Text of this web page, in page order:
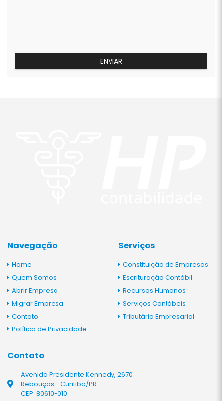
Navegação
Home
Quem Somos
Abrir Empresa
Migrar Empresa
Contato
Política de Privacidade
Serviços
Constituição de Empresas
Escrituração Contábil
Recursos Humanos
Serviços Contábeis
Tributário Empresarial
Contato
Avenida Presidente Kennedy, 2670
Rebouças - Curitiba/PR
CEP: 80610-010